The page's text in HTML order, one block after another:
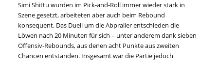
Simi Shittu wurden im Pick-and-Roll immer wieder stark in
Szene gesetzt, arbeiteten aber auch beim Rebound
konsequent. Das Duell um die Abpraller entschieden die
Löwen nach 20 Minuten für sich – unter anderem dank sieben
Offensiv-Rebounds, aus denen acht Punkte aus zweiten
Chancen entstanden. Insgesamt war die Partie jedoch